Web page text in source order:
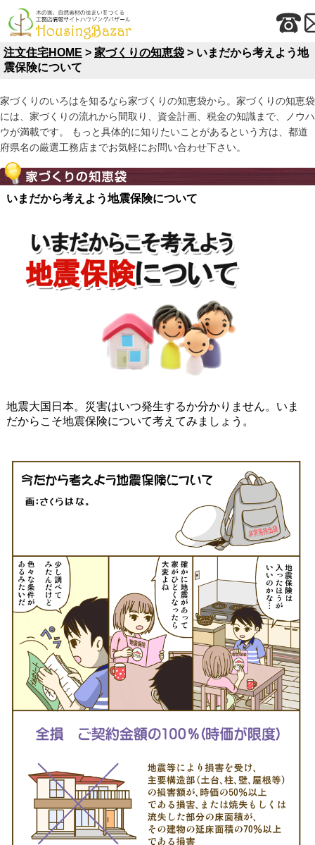
注文住宅HOME > 家づくりの知恵袋 > いまだから考えよう地
震保険について
家づくりのいろはを知るなら家づくりの知恵袋から。家づくりの知恵袋
には、家づくりの流れから間取り、資金計画、税金の知識まで、ノウハ
ウが満載です。 もっと具体的に知りたいことがあるという方は、都道
府県名の厳選工務店までお気軽にお問い合わせ下さい。
いまだから考えよう地震保険について
地震大国日本。災害はいつ発生するか分かりません。いま
だからこそ地震保険について考えてみましょう。